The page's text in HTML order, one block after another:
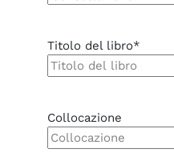
Titolo del libro*
Collocazione